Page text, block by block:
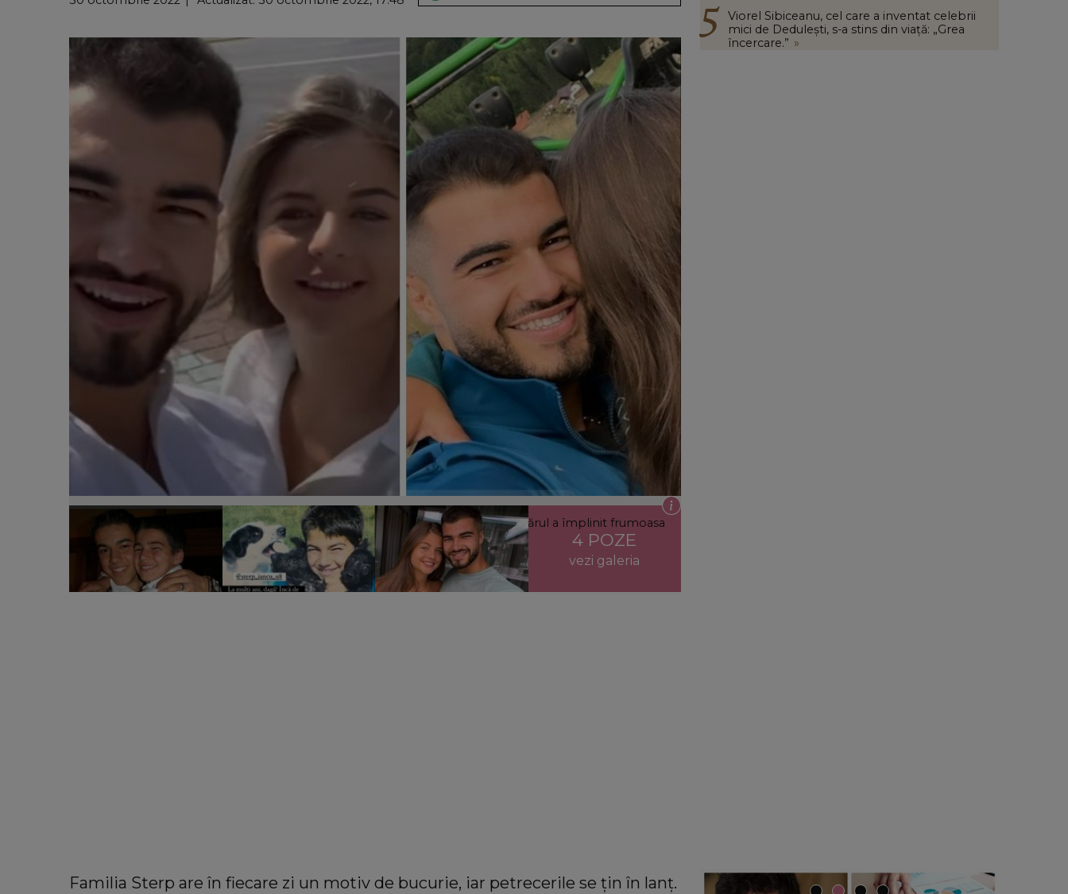
Ce surpriză i-a pregătit Denisa Coțolan lui Iancu Sterp de ziua lui de naștere. Tânărul a împlinit frumoasa
vârstă de 24 de ani
4 POZE
vezi galeria
Viorel Sibiceanu, cel care a inventat celebrii
mici de Dedulești, s-a stins din viață: „Grea
încercare.” »
Familia Sterp are în fiecare zi un motiv de bucurie, iar petrecerile se țin în lanț.